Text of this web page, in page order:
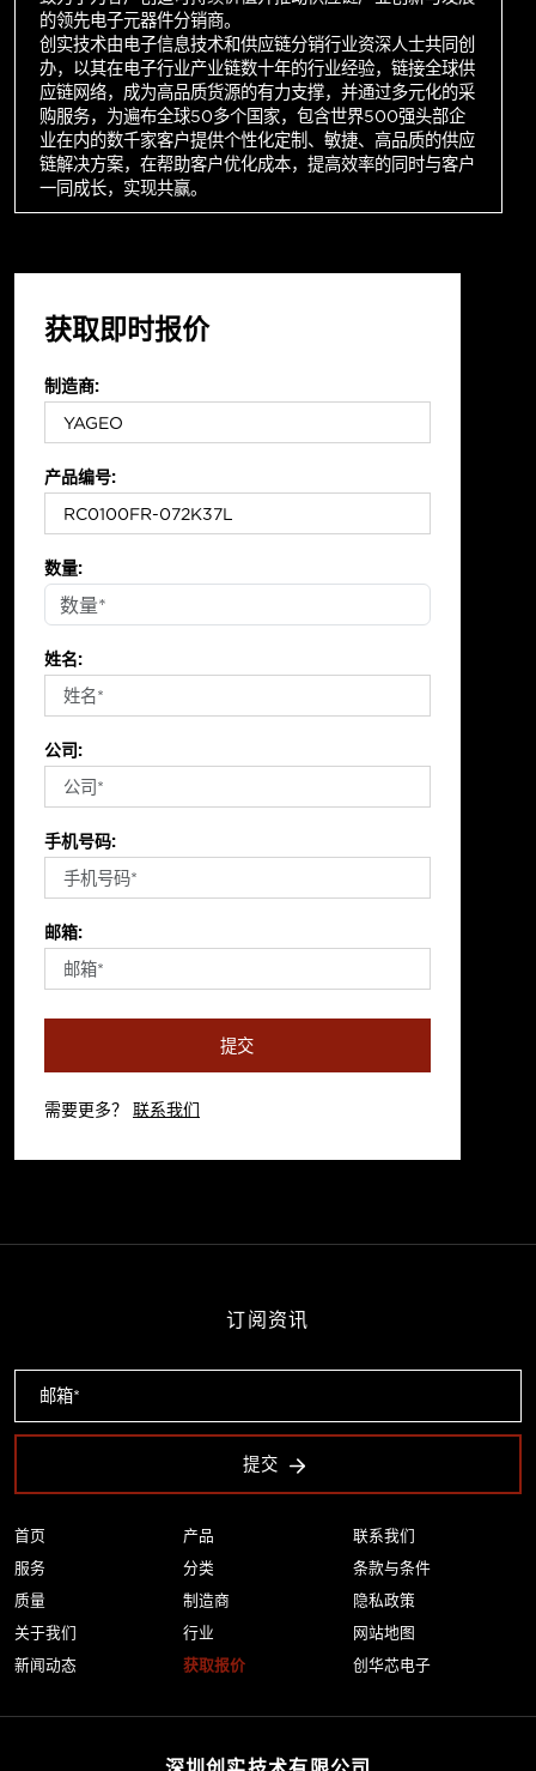
的领先电子元器件分销商。
创实技术由电子信息技术和供应链分销行业资深人士共同创
办，以其在电子行业产业链数十年的行业经验，链接全球供
应链网络，成为高品质货源的有力支撑，并通过多元化的采
购服务，为遍布全球50多个国家，包含世界500强头部企
业在内的数千家客户提供个性化定制、敏捷、高品质的供应
链解决方案，在帮助客户优化成本，提高效率的同时与客户
一同成长，实现共赢。
获取即时报价
制造商:
产品编号:
数量:
姓名:
公司:
手机号码:
邮箱:
提交
需要更多？ 联系我们
首页
服务
质量
关于我们
新闻动态
产品
分类
制造商
行业
获取报价
联系我们
条款与条件
隐私政策
网站地图
创华芯电子
订阅资讯
提交